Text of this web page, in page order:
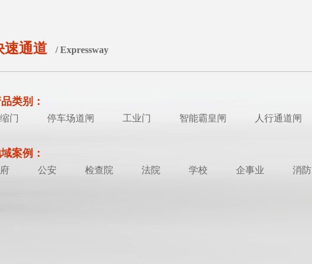
速通道 / Expressway
类别：
门 停车场道闸 工业门 智能霸皇闸 人行通道闸
案例：
公安 检查院 法院 学校 企事业 消防